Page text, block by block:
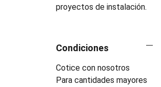
proyectos de instalación.
Condiciones
Cotice con nosotros
Para cantidades mayores